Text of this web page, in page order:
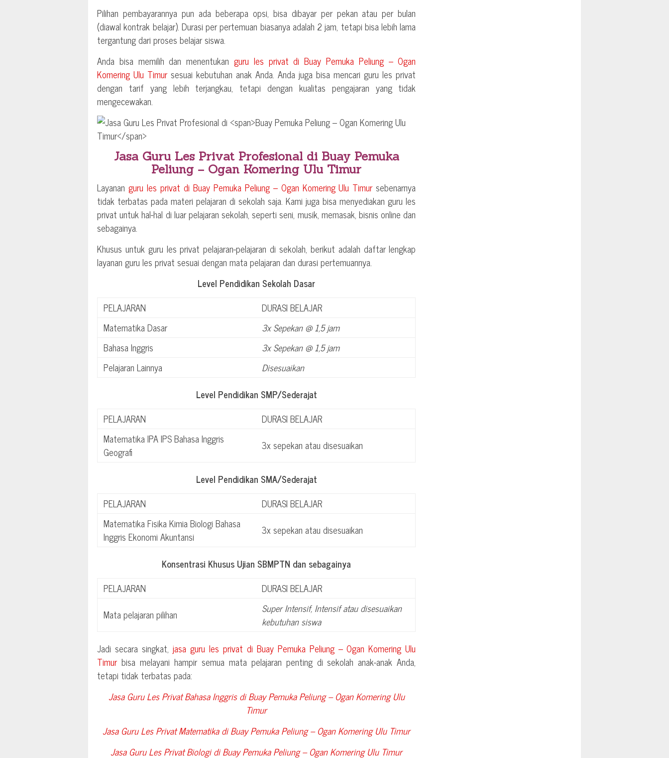
Pilihan pembayarannya pun ada beberapa opsi, bisa dibayar per pekan atau per bulan
(diawal kontrak belajar). Durasi per pertemuan biasanya adalah 2 jam, tetapi bisa lebih lama
tergantung dari proses belajar siswa.
Anda bisa memilih dan menentukan guru les privat diBuay Pemuka Peliung – Ogan
Komering Ulu Timursesuai kebutuhan anak Anda. Anda juga bisa mencari guru les privat
dengan tarif yang lebih terjangkau, tetapi dengan kualitas pengajaran yang tidak
mengecewakan.
Jasa Guru Les Privat Profesional di Buay Pemuka
Peliung – Ogan Komering Ulu Timur
Layanan guru les privat di Buay Pemuka Peliung – Ogan Komering Ulu Timursebenarnya
tidak terbatas pada materi pelajaran di sekolah saja. Kami juga bisa menyediakan guru les
privat untuk hal-hal di luar pelajaran sekolah, seperti seni, musik, memasak, bisnis online dan
sebagainya.
Khusus untuk guru les privat pelajaran-pelajaran di sekolah, berikut adalah daftar lengkap
layanan guru les privat sesuai dengan mata pelajaran dan durasi pertemuannya.
Level Pendidikan Sekolah Dasar
PELAJARAN
DURASI BELAJAR
Matematika Dasar
3x Sepekan @ 1,5 jam
Bahasa Inggris
3x Sepekan @ 1,5 jam
Pelajaran Lainnya
Disesuaikan
Level Pendidikan SMP/Sederajat
PELAJARAN
DURASI BELAJAR
Matematika IPA IPS Bahasa Inggris
Geografi
3x sepekan atau disesuaikan
Level Pendidikan SMA/Sederajat
PELAJARAN
DURASI BELAJAR
Matematika Fisika Kimia Biologi Bahasa
Inggris Ekonomi Akuntansi
3x sepekan atau disesuaikan
Konsentrasi Khusus Ujian SBMPTN dan sebagainya
PELAJARAN
DURASI BELAJAR
Mata pelajaran pilihan
Super Intensif, Intensif atau disesuaikan
kebutuhan siswa
Jadi secara singkat, jasa guru les privat di Buay Pemuka Peliung – Ogan Komering Ulu
Timurbisa melayani hampir semua mata pelajaran penting di sekolah anak-anak Anda,
tetapi tidak terbatas pada:
Jasa Guru Les Privat Bahasa Inggris diBuay Pemuka Peliung – Ogan Komering Ulu
Timur
Jasa Guru Les Privat Matematika diBuay Pemuka Peliung – Ogan Komering Ulu Timur
Jasa Guru Les Privat Biologi diBuay Pemuka Peliung – Ogan Komering Ulu Timur